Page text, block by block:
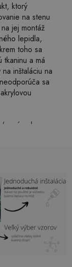
ktorý
na stenu
jej montáž
lepidla,
toho sa
a má
inštaláciu na
sa
prípade
priestory,